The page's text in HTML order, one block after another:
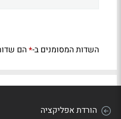
השדות המסומנים ב-*הם
הורדת אפליקציה